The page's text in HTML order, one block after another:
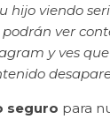
hijo viendo
ver
y ves
seguro para